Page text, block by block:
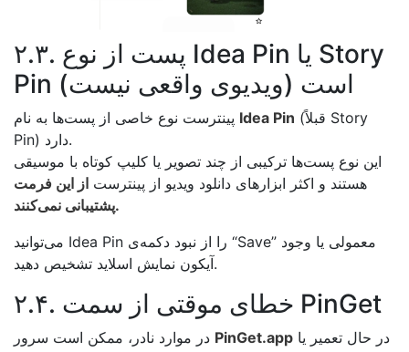
۲.۳. پست از نوع Idea Pin یا Story
Pin است (ویدیوی واقعی نیست)
Idea Pin (قبلاً Story
Pin) دارد.
این نوع پست‌ها ترکیبی از چند تصویر یا کلیپ کوتاه با موسیقی
هستند و اکثر ابزارهای دانلود ویدیو از پینترست از این فرمت
پشتیبانی نمی‌کنند.
می‌توانید Idea Pin را از نبود دکمه‌ی “Save” معمولی یا وجود
آیکون نمایش اسلاید تشخیص دهید.
۲.۴. خطای موقتی از سمت PinGet
PinGet.app